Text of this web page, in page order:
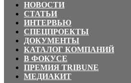
НОВОСТИ
СТАТЬИ
ИНТЕРВЬЮ
СПЕЦПРОЕКТЫ
ДОКУМЕНТЫ
КАТАЛОГ КОМПАНИЙ
В ФОКУСЕ
ПРЕМИЯ TRIBUNE
МЕДИАКИТ